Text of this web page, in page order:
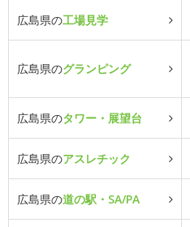
広島県の工場見学
広島県のグランピング
広島県のタワー・展望台
広島県のアスレチック
広島県の道の駅・SA/PA